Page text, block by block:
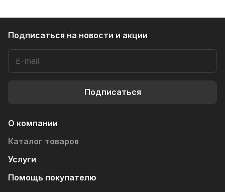
Подписаться на новости и акции
Подписаться
О компании
Каталог товаров
Услуги
Помощь покупателю